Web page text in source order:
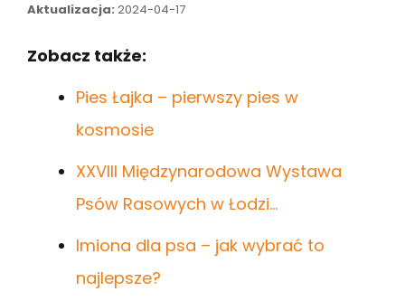
Aktualizacja: 2024-04-17
Zobacz także:
Pies Łajka – pierwszy pies w
kosmosie
XXVIII Międzynarodowa Wystawa
Psów Rasowych w Łodzi…
Imiona dla psa – jak wybrać to
najlepsze?